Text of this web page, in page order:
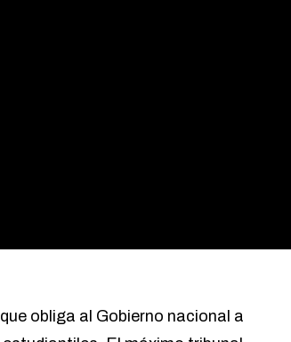
obliga al Gobierno nacional a